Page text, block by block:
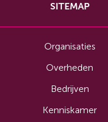
SITEMAP
Organisaties
Overheden
Bedrijven
Kenniskamer